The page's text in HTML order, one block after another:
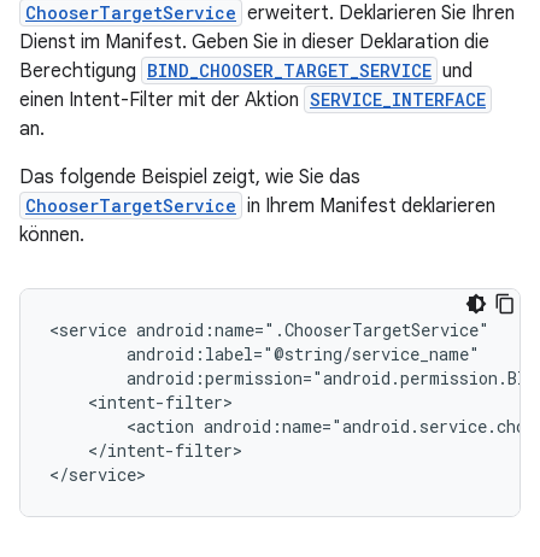
ChooserTargetService erweitert. Deklarieren Sie Ihren
Dienst im Manifest. Geben Sie in dieser Deklaration die
Berechtigung BIND_CHOOSER_TARGET_SERVICE und
einen Intent-Filter mit der Aktion SERVICE_INTERFACE
an.
Das folgende Beispiel zeigt, wie Sie das
ChooserTargetService in Ihrem Manifest deklarieren
können.
<service
<action
</intent-filter>
</service>